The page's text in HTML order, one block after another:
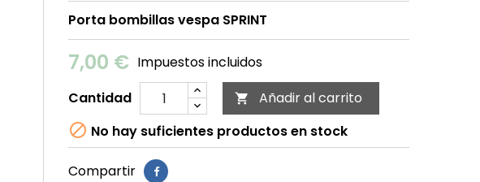
Porta bombillas vespa SPRINT
7,00 € Impuestos incluidos
Cantidad
 Añadir al carrito
 No hay suficientes productos en stock
Compartir